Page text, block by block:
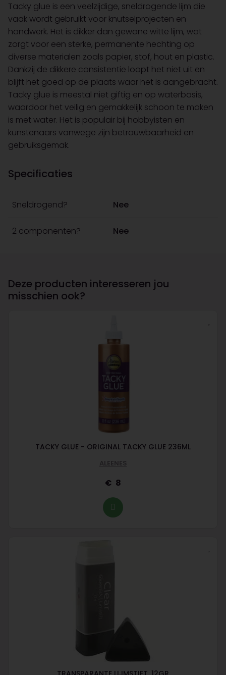
Tacky glue is een veelzijdige, sneldrogende lijm die
vaak wordt gebruikt voor knutselprojecten en
handwerk. Het is dikker dan gewone witte lijm, wat
zorgt voor een sterke, permanente hechting op
diverse materialen zoals papier, stof, hout en plastic.
Dankzij de dikkere consistentie loopt het niet uit en
blijft het goed op de plaats waar het is aangebracht.
Tacky glue is meestal niet giftig en op waterbasis,
waardoor het veilig en gemakkelijk schoon te maken
is met water. Het is populair bij hobbyisten en
kunstenaars vanwege zijn betrouwbaarheid en
gebruiksgemak.
Specificaties
Sneldrogend? Nee
2 componenten? Nee
Deze producten interesseren jou
misschien ook?
TACKY GLUE - ORIGINAL TACKY GLUE 236ML
ALEENES
8